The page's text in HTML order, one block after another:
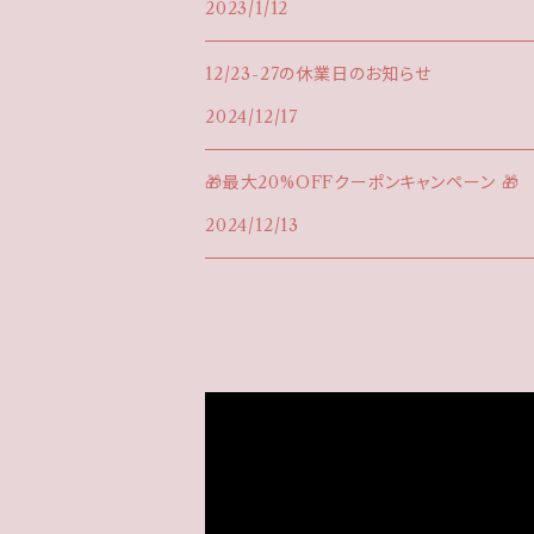
2023/1/12
12/23-27の休業日のお知らせ
2024/12/17
🎁最大20%OFFクーポンキャンペーン 🎁
2024/12/13